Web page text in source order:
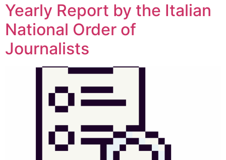
Yearly Report by the Italian
National Order of
Journalists